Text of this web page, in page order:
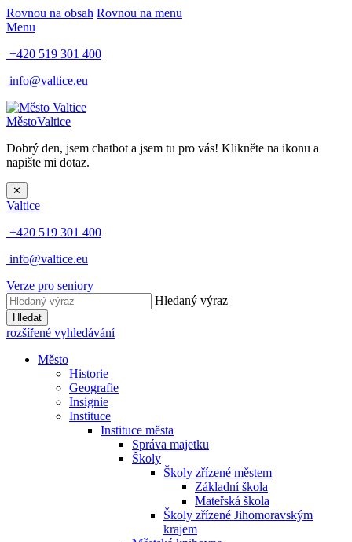
Rovnou na obsah Rovnou na menu
Menu
+420 519 301 400
info@valtice.eu
MěstoValtice
Dobrý den, jsem chatbot a jsem tu pro vás! Klikněte na ikonu a
napište mi dotaz.
✕
Valtice
+420 519 301 400
info@valtice.eu
Verze pro seniory
Hledaný výraz
Hledat
rozšířené vyhledávání
Město
Historie
Geografie
Insignie
Instituce
Instituce města
Správa majetku
Školy
Školy zřízené městem
Základní škola
Mateřská škola
Školy zřízené Jihomoravským
krajem